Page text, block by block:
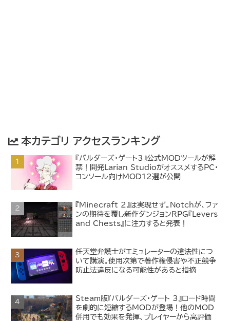
本カテゴリ アクセスランキング
『バルダーズ・ゲート3』公式MODツールが解
禁！開発Larian StudioがオススメするPC・
コンソール向けMOD12選が公開
『Minecraft 2』は実現せず。Notchが、ファ
ンの期待を覆し新作ダンジョンRPG『Levers
and Chests』に注力すると発表！
任天堂弁護士がエミュレーターの違法性につ
いて講演。使用次第で著作権侵害や不正競争
防止法違反になる可能性があると指摘
Steam版『バルダーズ・ゲート 3』ロード時間
を劇的に短縮するMODが登場！他のMOD
併用でも効果を発揮、プレイヤーから高評価